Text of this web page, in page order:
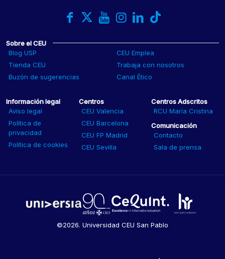
Sobre el CEU
Blog USP
CEU Emplea
Tienda CEU
Trabaja con nosotros
Buzón de sugerencias
Canal Ético
Información legal
Aviso legal
Política de
privacidad
Política de cookies
Centros
CEU Valencia
CEU Barcelona
CEU FP Madrid
CEU Sevilla
Centros Adscritos
RCU María Cristina
Comunicación
Contacto
Sala de prensa
©2026. Universidad CEU San Pablo